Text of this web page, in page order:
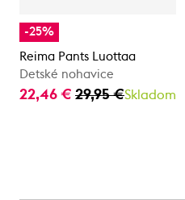
-25%
Reima Pants Luottaa
Detské nohavice
22,46 € 29,95 €Skladom